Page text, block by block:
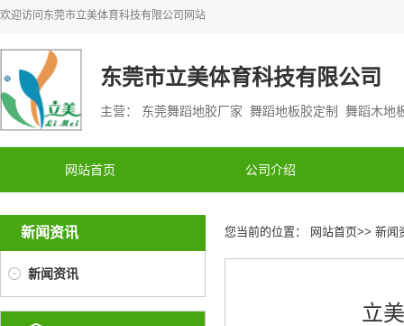
欢迎访问 东莞市立美体育科技有限公司 网站
东莞市立美体育科技有限公司
主营： 东莞舞蹈地胶厂家 舞蹈地板胶定制 舞蹈木
网站首页 公司介绍
新闻资讯
新闻资讯
您当前的位置： 网站首页>> 新闻
立